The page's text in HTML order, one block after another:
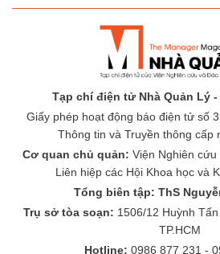
Giấy phép hoạt động báo điện tử số
Thông tin và Truyền thông cấp
Cơ quan chủ quản:
Viện Nghiên
Liên hiệp các Hội Khoa học và
Trụ sở tòa soạn:1506/12 Huỳnh Tấn
TP.HCM
Hotline:0986 877 231 -
Email:
THÔNG TIN TÒA SOẠN- ĐÓNG GÓP Ý
BÁO GIÁ